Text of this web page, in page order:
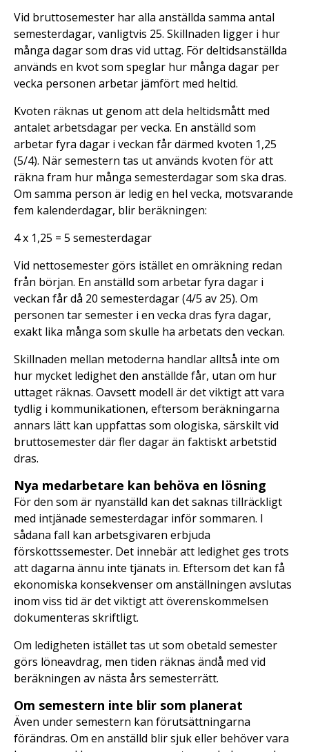
Vid bruttosemester har alla anställda samma antal
semesterdagar, vanligtvis 25. Skillnaden ligger i hur
många dagar som dras vid uttag. För deltidsanställda
används en kvot som speglar hur många dagar per
vecka personen arbetar jämfört med heltid.
Kvoten räknas ut genom att dela heltidsmått med
antalet arbetsdagar per vecka. En anställd som
arbetar fyra dagar i veckan får därmed kvoten 1,25
(5/4). När semestern tas ut används kvoten för att
räkna fram hur många semesterdagar som ska dras.
Om samma person är ledig en hel vecka, motsvarande
fem kalenderdagar, blir beräkningen:
4 x 1,25 = 5 semesterdagar
Vid nettosemester görs istället en omräkning redan
från början. En anställd som arbetar fyra dagar i
veckan får då 20 semesterdagar (4/5 av 25). Om
personen tar semester i en vecka dras fyra dagar,
exakt lika många som skulle ha arbetats den veckan.
Skillnaden mellan metoderna handlar alltså inte om
hur mycket ledighet den anställde får, utan om hur
uttaget räknas. Oavsett modell är det viktigt att vara
tydlig i kommunikationen, eftersom beräkningarna
annars lätt kan uppfattas som ologiska, särskilt vid
bruttosemester där fler dagar än faktiskt arbetstid
dras.
Nya medarbetare kan behöva en lösning
För den som är nyanställd kan det saknas tillräckligt
med intjänade semesterdagar inför sommaren. I
sådana fall kan arbetsgivaren erbjuda
förskottssemester. Det innebär att ledighet ges trots
att dagarna ännu inte tjänats in. Eftersom det kan få
ekonomiska konsekvenser om anställningen avslutas
inom viss tid är det viktigt att överenskommelsen
dokumenteras skriftligt.
Om ledigheten istället tas ut som obetald semester
görs löneavdrag, men tiden räknas ändå med vid
beräkningen av nästa års semesterrätt.
Om semestern inte blir som planerat
Även under semestern kan förutsättningarna
förändras. Om en anställd blir sjuk eller behöver vara